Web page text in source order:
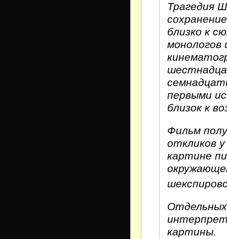
Трагедия
близко к
монологов
первыми
близок к
Фильм
откликов
картине
Отдельных
картины.